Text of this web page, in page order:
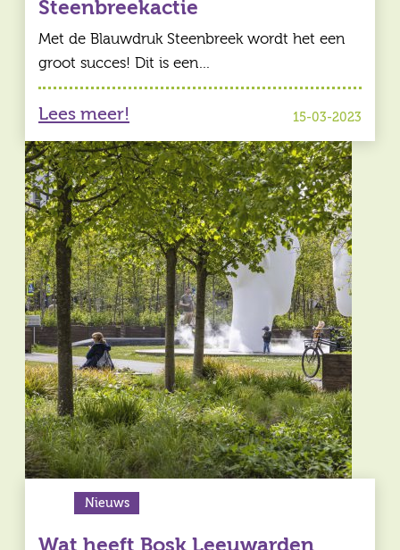
Steenbreekactie
Met de Blauwdruk Steenbreek wordt het een
groot succes! Dit is een…
Lees meer! 15-03-2023
Nieuws
Wat heeft Bosk Leeuwarden